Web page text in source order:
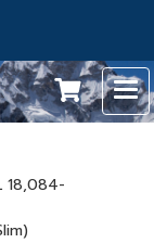
18,084-